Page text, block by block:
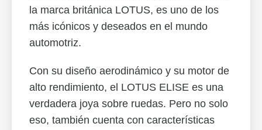
la marca británica LOTUS, es uno de los
más icónicos y deseados en el mundo
automotriz.
Con su diseño aerodinámico y su motor de
alto rendimiento, el LOTUS ELISE es una
verdadera joya sobre ruedas. Pero no solo
eso, también cuenta con características